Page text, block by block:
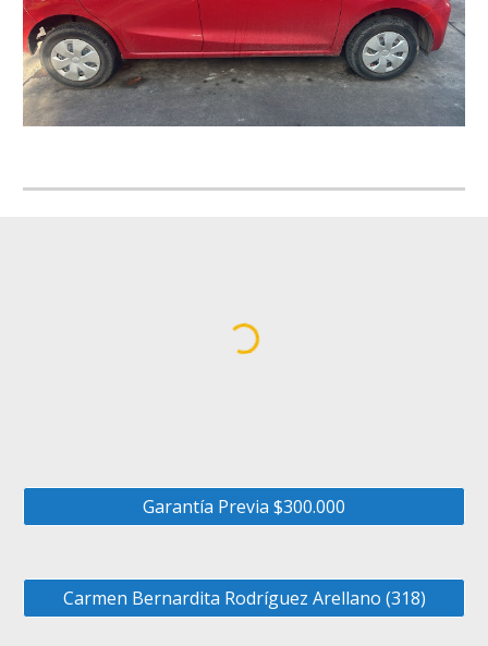
Garantía Previa $300.000
Carmen Bernardita Rodríguez Arellano (318)